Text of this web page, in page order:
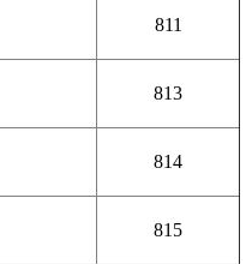
811
813
814
815